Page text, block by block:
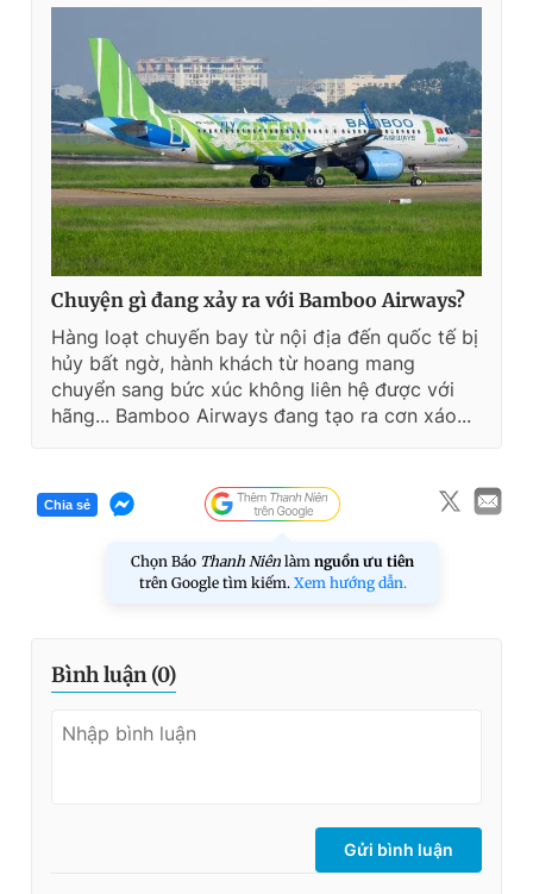
Chuyện gì đang xảy ra với Bamboo Airways?
Hàng loạt chuyến bay từ nội địa đến quốc tế bị
hủy bất ngờ, hành khách từ hoang mang
chuyển sang bức xúc không liên hệ được với
hãng... Bamboo Airways đang tạo ra cơn xáo...
Chia sẻ
Chọn Báo Thanh Niên làm nguồn ưu tiên
trên Google tìm kiếm. Xem hướng dẫn.
Bình luận (0)
Gửi bình luận